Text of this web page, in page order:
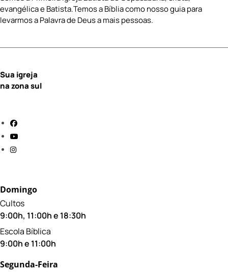
evangélica e Batista.Temos a Bíblia como nosso guia para
levarmos a Palavra de Deus a mais pessoas.
Sua igreja
na zona sul
Domingo
Cultos
9:00h, 11:00h e 18:30h
Escola Bíblica
9:00h e 11:00h
Segunda-Feira